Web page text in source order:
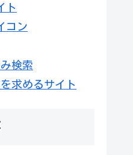
ト
コン
検索
求めるサイト